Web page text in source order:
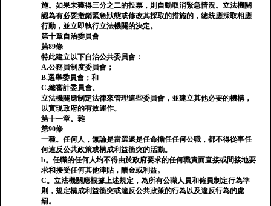
施。如果未獲得三分之二的投票，則自動取消緊急情況。立法機關
認為有必要撤銷緊急狀態或修改其採取的措施的，總統應採取相應
行動，並立即執行立法機關的決定。
第十章自治委員會
第89條
特此建立以下自治公共委員會：
A.公務員制度委員會；
B.選舉委員會；和
C.總審計委員會。
立法機關應制定法律來管理這些委員會，並建立其他必要的機構，
以實現政府的有效運作。
第十一章。雜
第90條
一種。任何人，無論是當選還是任命擔任任何公職，都不得從事任
何違反公共政策或構成利益衝突的活動。
b。任職的任何人均不得由於政府要求的任何職責而直接或間接地要
求和接受任何其他津貼，酬金或利益。
C。立法機關應根據上述規定，為所有公職人員和僱員制定行為準
則，規定構成利益衝突或違反公共政策的行為以及違反行為的處
罰。